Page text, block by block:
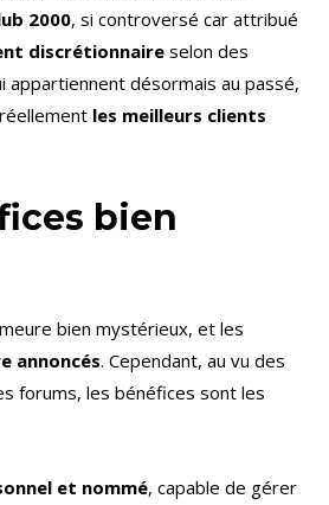
2000, si controversé car attribué
discrétionnaireselon des
appartiennent désormais au passé,
les meilleurs clients
bien
bien mystérieux, et les
annoncés. Cependant, au vu des
forums, les bénéfices sont les
et nommé, capable de gérer